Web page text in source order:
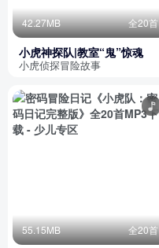
42.27MB 全20首
小虎神探队|教室“鬼”惊魂
小虎侦探冒险故事
55.15MB 全20首